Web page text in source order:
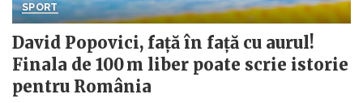
SPORT
David Popovici, față în față cu aurul!
Finala de 100 m liber poate scrie istorie
pentru România